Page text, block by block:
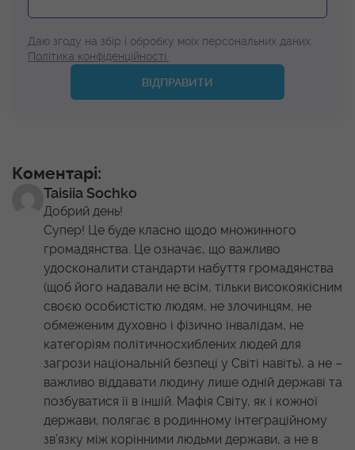
Даю згоду на збір і обробку моїх персональних даних.
Політика конфіденційності.
ВІДПРАВИТИ
Коментарі:
Taisiia Sochko
Добрий день!
Супер! Це буде класно щодо множинного
громадянства. Це означає, що важливо
удосконалити стандарти набуття громадянства
(щоб його надавали не всім, тільки високоякісним
своєю особистістю людям, не злочинцям, не
обмеженим духовно і фізично інвалідам, не
категоріям політичносхиблених людей для
загрози національній безпеці у Світі навіть), а не –
важливо віддавати людину лише одній державі та
позбуватися її в іншій. Мафія Світу, як і кожної
держави, полягає в родинному інтеграційному
зв’язку між корінними людьми держави, а не в